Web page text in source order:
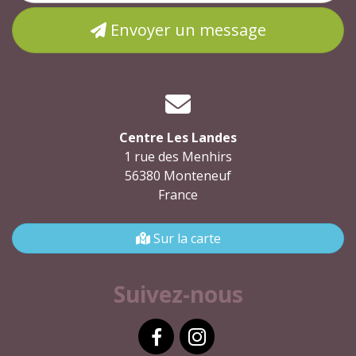
Envoyer un message
Centre Les Landes
1 rue des Menhirs
56380 Monteneuf
France
Sur la carte
Suivez-nous